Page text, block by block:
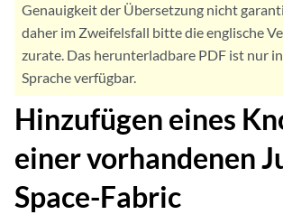
Genauigkeit der Übersetzung nicht
daher im Zweifelsfall bitte die englische
zurate. Das herunterladbare PDF ist nur
Sprache verfügbar.
Hinzufügen eines
einer vorhandenen
Space-Fabric